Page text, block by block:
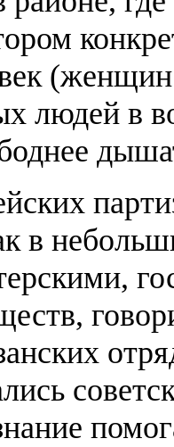
людей в
в